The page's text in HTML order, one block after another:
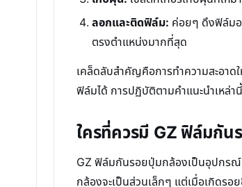
ลอกและติดฟิล์ม: ค่อยๆ ดึงฟิล์มอ
ตรงตำแหน่งมากที่สุด
เคล็ดลับสำคัญคือการทำความสะอาด
ฟิล์มได้ การปฏิบัติตามคำแนะนำเหล่
ใครที่ควรมี GZ ฟิล์มกั
GZ ฟิล์มกันรอยปุ่มกล้องเป็นอุปกรณ์
กล้องจะเป็นส่วนเล็กๆ แต่เมื่อเกิดร